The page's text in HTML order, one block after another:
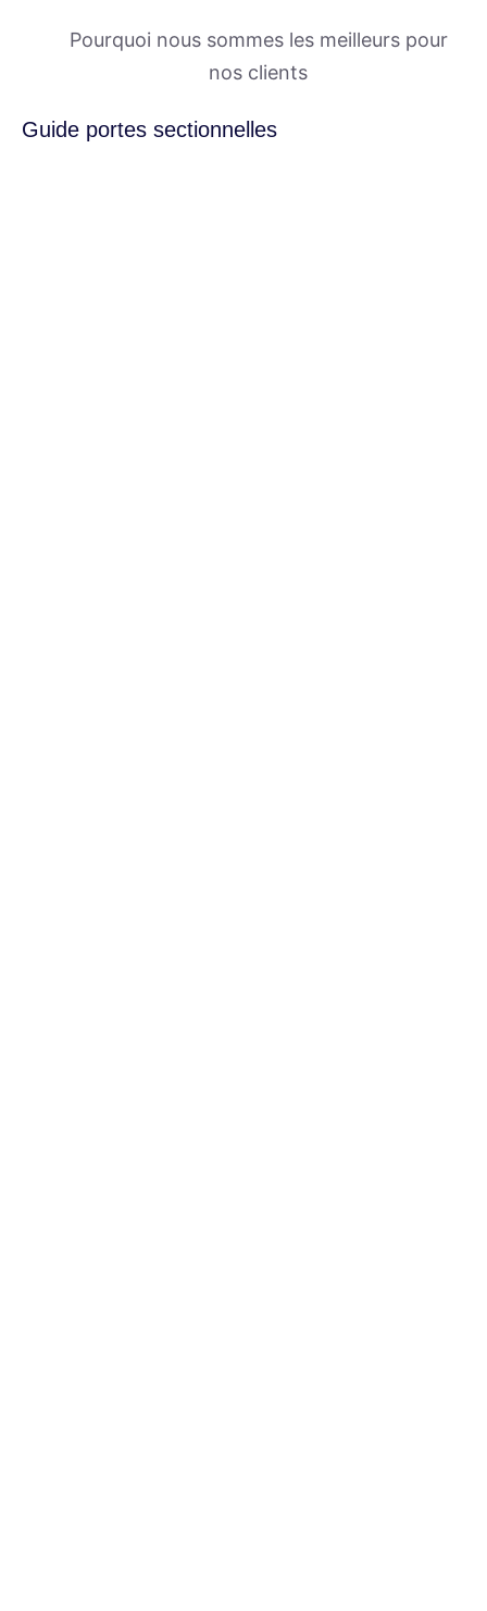
Pourquoi nous sommes les meilleurs pour
nos clients
Guide portes sectionnelles